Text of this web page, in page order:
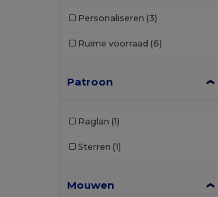
Personaliseren (3)
Ruime voorraad (6)
Patroon
Raglan (1)
Sterren (1)
Mouwen